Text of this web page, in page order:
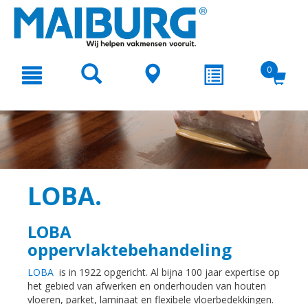
text.skipToNavigation
0
LOBA.
LOBA
oppervlaktebehandeling
LOBA is in 1922 opgericht. Al bijna 100 jaar expertise op
het gebied van afwerken en onderhouden van houten
vloeren, parket, laminaat en flexibele vloerbedekkingen.